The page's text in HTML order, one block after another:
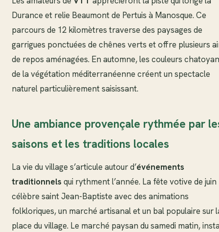
Durance et relie Beaumont de Pertuis à Manosque. Ce
parcours de 12 kilomètres traverse des paysages de
garrigues ponctuées de chênes verts et offre plusieurs
de repos aménagées. En automne, les couleurs
de la végétation méditerranéenne créent un spectacle
naturel particulièrement saisissant.
Une ambiance provençale rythmée par
saisons et les traditions locales
La vie du village s’articule autour d’événements
traditionnels qui rythment l’année. La fête votive de juin
célèbre saint Jean-Baptiste avec des animations
folkloriques, un marché artisanal et un bal populaire sur
place du village. Le marché paysan du samedi matin,